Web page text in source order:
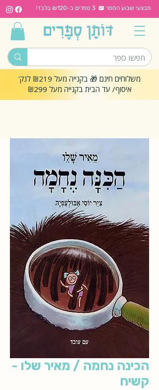
מבצעי שבוע הספר 📖 3 ספרים ב-₪120 בלבד!
משלוחים חינם 🎁 בקנייה מעל ₪219 לנק'
איסוף/ עד הבית בקנייה מעל ₪299
הכינה נחמה / מאיר שלו -
קשיח